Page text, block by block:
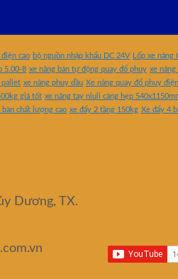
điện cao bộ nguồn nhập khẩu DC 24V Lốp xe
5.00-8 xe nâng bán tự động quay đổ phuy xe nâng
pallet xe nâng phuy dầu Xe nâng quay đổ phuy
giá tốt xe nâng tay niuli càng hẹp
chất lượng cao xe đẩy 2 tầng 150kg Xe đẩy 4
Dương, TX.